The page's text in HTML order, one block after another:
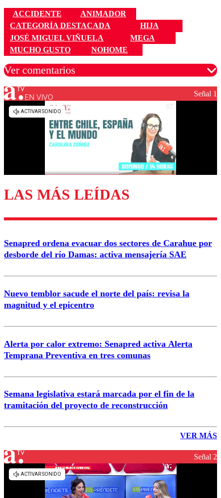
ACCIDENTE
ANIMADOR
CATEGORÍA DESTACADA
HIJA
JOSÉ MIGUEL VIÑUELA
MEGA
MUCHO GUSTO
NOHOME
Ver comentarios
Los comentarios son moderados para garantizar un
Enviar comentario
EN VIVO Señal 1
LAS MÁS LEÍDAS
Senapred ordena evacuar dos sectores de Carahue por
desborde del río Damas: activa mensajería SAE
Nuevo temblor sacude el norte del país: revisa la
magnitud y el epicentro
Alerta por calor extremo: Senapred activa Alerta
Temprana Preventiva en tres comunas
Semana legislativa estará marcada por el fin de la
tramitación del proyecto de reconstrucción
VER MÁS
Señal 2